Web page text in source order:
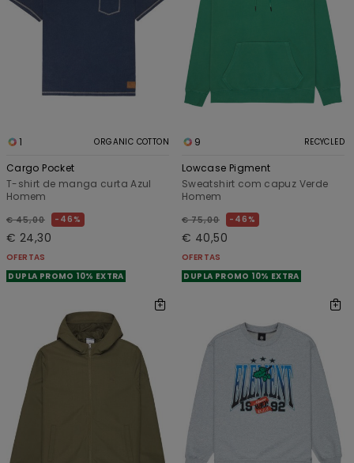
1 ORGANIC COTTON
Cargo Pocket
T-shirt de manga curta Azul
Homem
€ 45,00 46%
€ 24,30
OFERTAS
DUPLA PROMO 10% EXTRA
9 RECYCLED
Lowcase Pigment
Sweatshirt com capuz Verde
Homem
€ 75,00 46%
€ 40,50
OFERTAS
DUPLA PROMO 10% EXTRA